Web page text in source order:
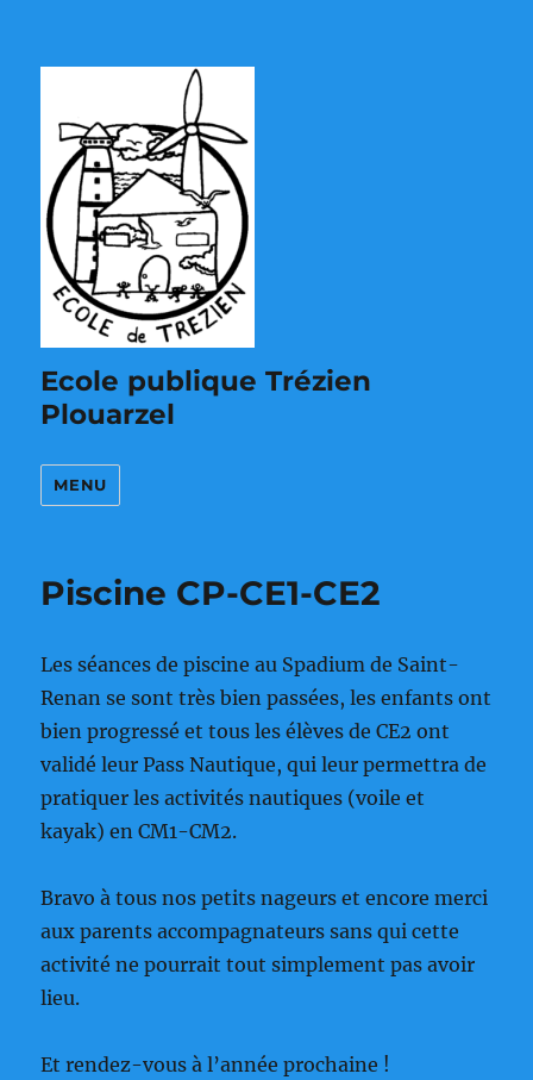
Ecole publique Trézien
Plouarzel
MENU
Piscine CP-CE1-CE2
Les séances de piscine au Spadium de Saint-
Renan se sont très bien passées, les enfants ont
bien progressé et tous les élèves de CE2 ont
validé leur Pass Nautique, qui leur permettra de
pratiquer les activités nautiques (voile et
kayak) en CM1-CM2.
Bravo à tous nos petits nageurs et encore merci
aux parents accompagnateurs sans qui cette
activité ne pourrait tout simplement pas avoir
lieu.
Et rendez-vous à l’année prochaine !